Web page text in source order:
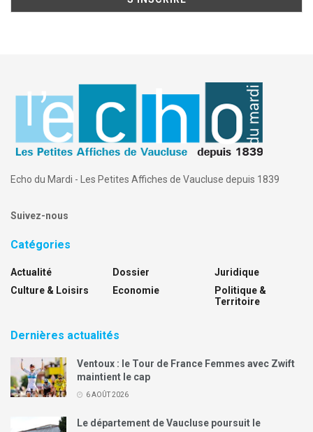
Echo du Mardi - Les Petites Affiches de Vaucluse depuis 1839
Suivez-nous
Catégories
Actualité
Culture & Loisirs
Dossier
Economie
Juridique
Politique &
Territoire
Dernières actualités
Ventoux : le Tour de France Femmes avec Zwift
maintient le cap
6 AOÛT 2026
Le département de Vaucluse poursuit le